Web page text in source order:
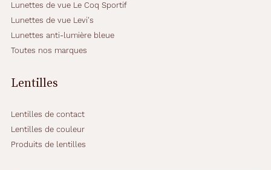
Lunettes de vue Le Coq Sportif
Lunettes de vue Levi's
Lunettes anti-lumière bleue
Toutes nos marques
Lentilles
Lentilles de contact
Lentilles de couleur
Produits de lentilles